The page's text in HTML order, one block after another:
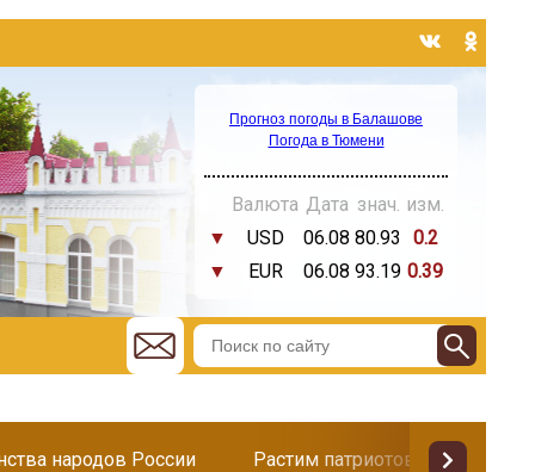
Прогноз погоды в Балашове
Погода в Тюмени
Валюта Дата знач. изм.
▼
USD 06.08 80.93
0.2
▼
EUR 06.08 93.19 0.39
народов России Растим патриотов